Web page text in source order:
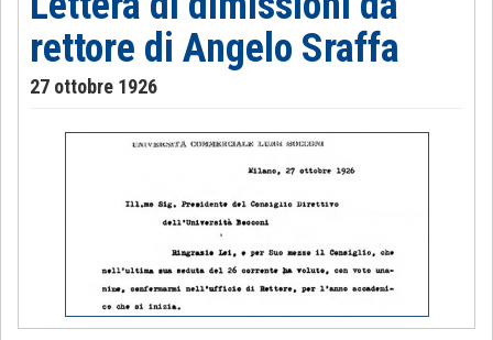
rettore di Angelo Sraffa
27 ottobre 1926